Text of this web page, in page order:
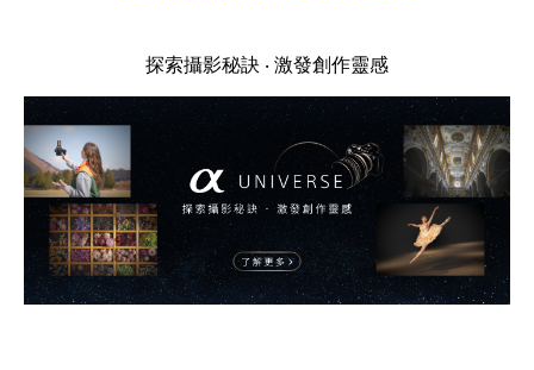
探索攝影秘訣 ‧ 激發創作靈感